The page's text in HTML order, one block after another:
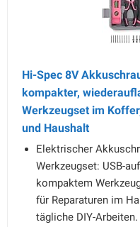
Hi-Spec 8V
kompakter,
Werkzeugset im
und Haushalt
Elektrischer
Werkzeugset: USB-
kompaktem
für Reparaturen im
tägliche DIY-